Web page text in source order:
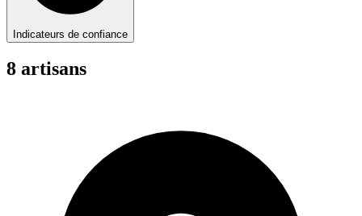
Indicateurs de confiance
8 artisans